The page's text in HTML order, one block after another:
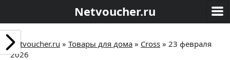
Netvoucher.ru
Netvoucher.ru » Товары для дома » Cross » 23 февраля
2026